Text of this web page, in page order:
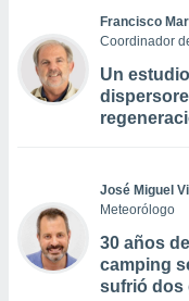
Francisco
Coordinador
Un
José Miguel
Meteorólogo
30 años
camping
sufrió dos